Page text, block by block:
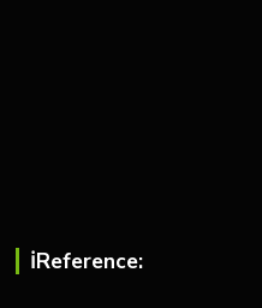
ℹ︎Reference: